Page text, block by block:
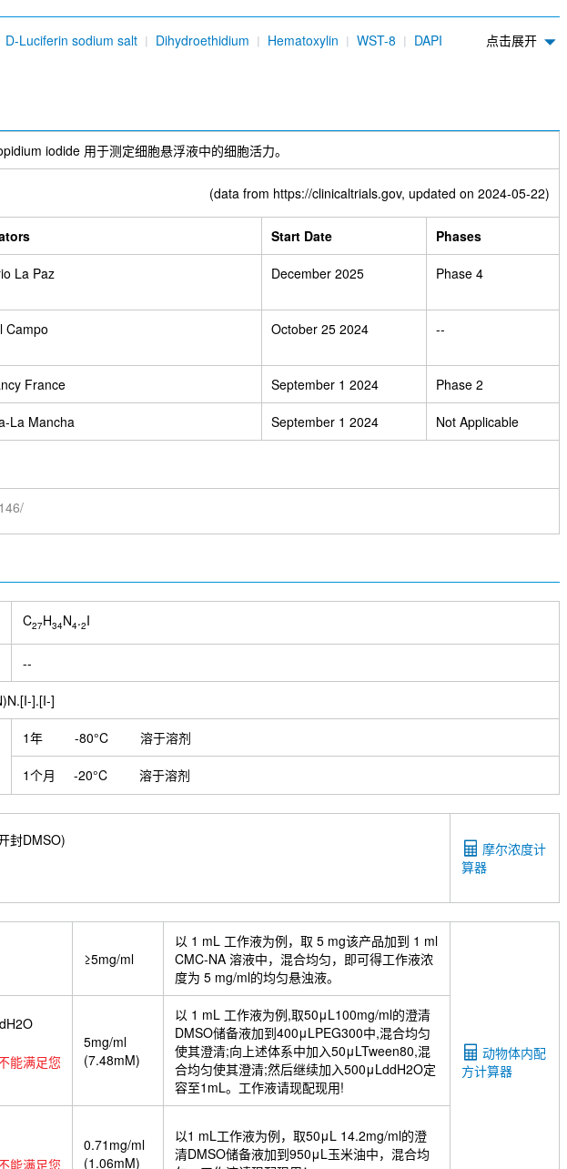
D-Luciferin sodium salt Dihydroethidium Hematoxylin WST-8
DAPI
点击展开
iodide 用于测定细胞悬浮液中的细胞活力。
(data from https://clinicaltrials.gov, updated on 2024-05-22)
Start Date Phases
La Paz December 2025 Phase 4
Campo October 25 2024 --
France September 1 2024 Phase 2
La Mancha September 1 2024 Not Applicable
C27H34N4.2I
--
].[I-]
1年 -80°C 溶于溶剂
1个月 -20°C 溶于溶剂
封DMSO)
摩尔浓度计
算器
动物体内配
方计算器
≥5mg/ml
以 1 mL 工作液为例，取 5 mg该产品加到 1 ml
CMC-NA 溶液中，混合均匀，即可得工作液浓
度为 5 mg/ml的均匀悬浊液。
能满足您
5mg/ml
(7.48mM)
以 1 mL 工作液为例,取50μL100mg/ml的澄清
DMSO储备液加到400μLPEG300中,混合均匀
使其澄清;向上述体系中加入50μLTween80,混
合均匀使其澄清;然后继续加入500μLddH2O定
容至1mL。工作液请现配现用!
能满足您
0.71mg/ml
(1.06mM)
以1 mL工作液为例，取50μL 14.2mg/ml的澄
清DMSO储备液加到950μL玉米油中，混合均